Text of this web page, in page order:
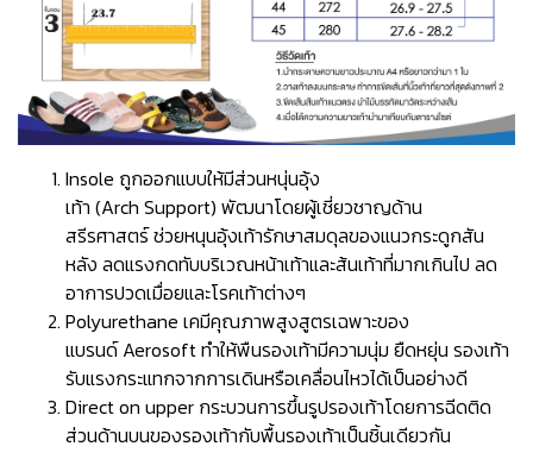
Insole ถูกออกแบบให้มีส่วนหนุ่นอุ้ง
เท้า (Arch Support) พัฒนาโดยผู้เชี่ยวชาญด้าน
สรีรศาสตร์ ช่วยหนุนอุ้งเท้ารักษาสมดุลของแนวกระดูกสัน
หลัง ลดแรงกดทับบริเวณหน้าเท้าและส้นเท้าที่มากเกินไป ลด
อาการปวดเมื่อยและโรคเท้าต่างๆ
Polyurethane เคมีคุณภาพสูงสูตรเฉพาะของ
แบรนด์ Aerosoft ทำให้พืนรองเท้ามีความนุ่ม ยืดหยุ่น รองเท้า
รับแรงกระแทกจากการเดินหรือเคลื่อนไหวได้เป็นอย่างดี
Direct on upper กระบวนการขึ้นรูปรองเท้าโดยการฉีดติด
ส่วนด้านบนของรองเท้ากับพื้นรองเท้าเป็นชิ้นเดียวกัน